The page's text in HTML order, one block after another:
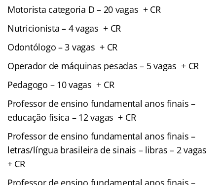
Motorista categoria D – 20 vagas + CR
Nutricionista – 4 vagas + CR
Odontólogo – 3 vagas + CR
Operador de máquinas pesadas – 5 vagas + CR
Pedagogo – 10 vagas + CR
Professor de ensino fundamental anos finais –
educação física – 12 vagas + CR
Professor de ensino fundamental anos finais –
letras/língua brasileira de sinais – libras – 2 vagas
+ CR
Professor de ensino fundamental anos finais –